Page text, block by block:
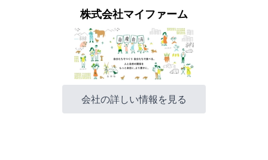
株式会社マイファーム
会社の詳しい情報を見る